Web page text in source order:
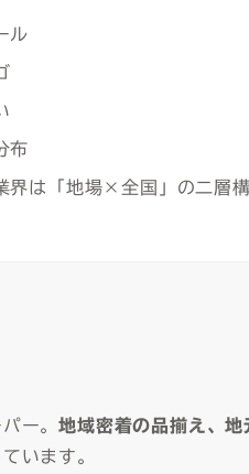
ル
布
界は「地場×全国」の二層
ー。地域密着の品揃え、地
います。